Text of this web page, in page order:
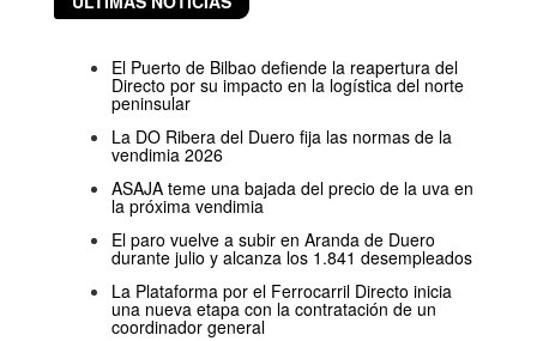
El Puerto de Bilbao defiende la reapertura del
Directo por su impacto en la logística del norte
peninsular
La DO Ribera del Duero fija las normas de la
vendimia 2026
ASAJA teme una bajada del precio de la uva en
la próxima vendimia
El paro vuelve a subir en Aranda de Duero
durante julio y alcanza los 1.841 desempleados
La Plataforma por el Ferrocarril Directo inicia
una nueva etapa con la contratación de un
coordinador general